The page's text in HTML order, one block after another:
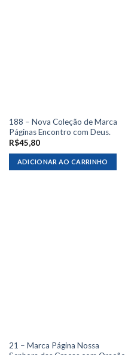
188 – Nova Coleção de Marca
Páginas Encontro com Deus.
R$45,80
ADICIONAR AO CARRINHO
21 – Marca Página Nossa